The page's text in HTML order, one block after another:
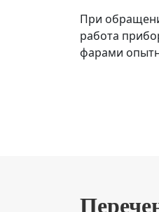
При
работа
фарами